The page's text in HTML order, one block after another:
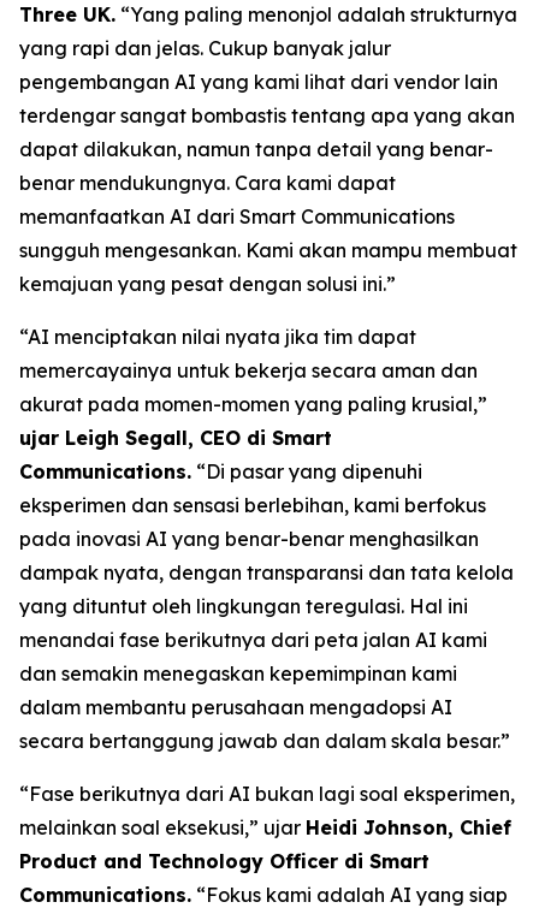
Three UK. “Yang paling menonjol adalah strukturnya
yang rapi dan jelas. Cukup banyak jalur
pengembangan AI yang kami lihat dari vendor lain
terdengar sangat bombastis tentang apa yang akan
dapat dilakukan, namun tanpa detail yang benar-
benar mendukungnya. Cara kami dapat
memanfaatkan AI dari Smart Communications
sungguh mengesankan. Kami akan mampu membuat
kemajuan yang pesat dengan solusi ini.”
“AI menciptakan nilai nyata jika tim dapat
memercayainya untuk bekerja secara aman dan
akurat pada momen-momen yang paling krusial,”
ujar Leigh Segall, CEO di Smart
Communications. “Di pasar yang dipenuhi
eksperimen dan sensasi berlebihan, kami berfokus
pada inovasi AI yang benar-benar menghasilkan
dampak nyata, dengan transparansi dan tata kelola
yang dituntut oleh lingkungan teregulasi. Hal ini
menandai fase berikutnya dari peta jalan AI kami
dan semakin menegaskan kepemimpinan kami
dalam membantu perusahaan mengadopsi AI
secara bertanggung jawab dan dalam skala besar.”
“Fase berikutnya dari AI bukan lagi soal eksperimen,
melainkan soal eksekusi,” ujar Heidi Johnson, Chief
Product and Technology Officer di Smart
Communications. “Fokus kami adalah AI yang siap